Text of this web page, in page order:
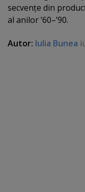
secvenţe din
al anilor ’60–’90.
Autor: Iulia Bunea